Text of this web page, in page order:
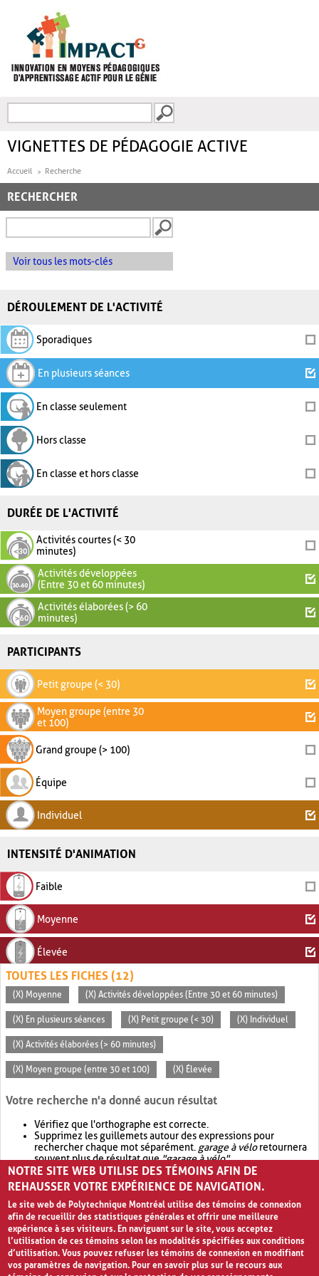
FORMULAIRE DE
VIGNETTES DE PÉDAGOGIE ACTIVE
Accueil Recherche
RECHERCHER
Voir tous les mots-clés
DÉROULEMENT DE L'ACTIVITÉ
Sporadiques
En plusieurs séances
En classe seulement
Hors classe
En classe et hors classe
DURÉE DE L'ACTIVITÉ
Activités courtes (< 30
minutes)
Activités développées
(Entre 30 et 60 minutes)
Activités élaborées (> 60
minutes)
PARTICIPANTS
Petit groupe (< 30)
Moyen groupe (entre 30
et 100)
Grand groupe (> 100)
Équipe
Individuel
INTENSITÉ D'ANIMATION
Faible
Moyenne
Élevée
TOUTES LES FICHES (12)
(X) Moyenne (X) Activités développées (Entre 30 et 60 minutes)
(X) En plusieurs séances (X) Petit groupe (< 30) (X) Individuel
(X) Activités élaborées (> 60 minutes)
(X) Moyen groupe (entre 30 et 100) (X) Élevée
Votre recherche n'a donné aucun résultat
Vérifiez que l'orthographe est correcte.
Supprimez les guillemets autour des expressions pour
rechercher chaque mot séparément. garage à véloretournera
souvent plus de résultat que"garage à vélo".
Envisagez d'élargir votre recherche avec OR.garage OR vélo
retournera souvent plus de résultat quegarage à vélo
NOTRE SITE WEB UTILISE DES TÉMOINS AFIN DE
REHAUSSER VOTRE EXPÉRIENCE DE NAVIGATION.
Le site web de Polytechnique Montréal utilise des témoins de connexion
afin de recueillir des statistiques générales et offrir une meilleure
expérience à ses visiteurs. En naviguant sur le site, vous acceptez
l’utilisation de ces témoins selon les modalités spécifiées aux conditions
d’utilisation. Vous pouvez refuser les témoins de connexion en modifiant
vos paramètres de navigation. Pour en savoir plus sur le recours aux